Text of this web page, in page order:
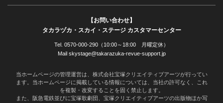
【お問い合わせ】
タカラヅカ・スカイ・ステージ カスタマーセンター
Tel. 0570-000-290（10:00～18:00 月曜定休）
Mail skystage@takarazuka-revue-support.jp
当ホームページの管理運営は、株式会社宝塚クリエイティブアーツが行ってい
ます。当ホームページに掲載している情報については、当社の許可なく、これ
を複製・改変することを固く禁止します。
また、阪急電鉄並びに宝塚歌劇団、宝塚クリエイティブアーツの出版物ほか写